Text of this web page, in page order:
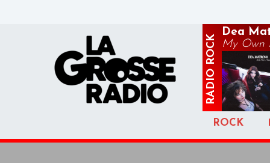
RADIO
ROCK
Dea
My Own
ROCK